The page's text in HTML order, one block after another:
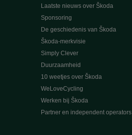
Laatste nieuws over Škoda
Sponsoring
De geschiedenis van Škoda
Škoda-merkvisie
Simply Clever
Duurzaamheid
10 weetjes over Škoda
WeLoveCycling
Werken bij Škoda
Partner en independent operators